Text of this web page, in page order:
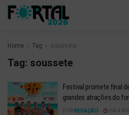
Home Tag soussete
Tag: soussete
Festival promete final
grandes atrações do
POR REDAÇÃO HÁ 4